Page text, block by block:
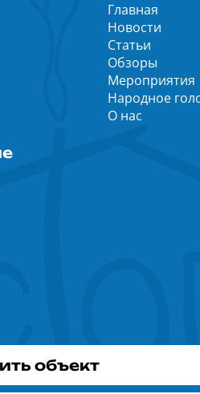
Главная
Новости
Статьи
Обзоры
Мероприятия
Народное
О нас
объект